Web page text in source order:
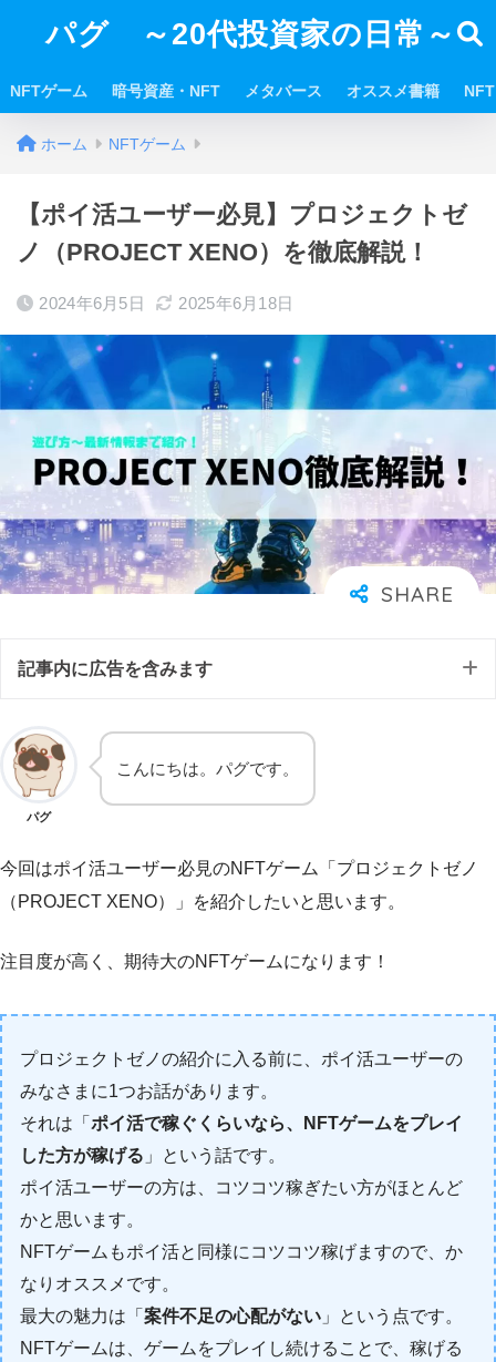
パグ ～20代投資家の日常～
NFTゲーム 暗号資産・NFT メタバース オススメ書籍
ホーム NFTゲーム
【ポイ活ユーザー必見】プロジェクトゼ
ノ（PROJECT XENO）を徹底解説！
2024年6月5日 2025年6月18日
記事内に広告を含みます
パグ
こんにちは。パグです。
今回はポイ活ユーザー必見のNFTゲーム「プロジェクトゼノ
（PROJECT XENO）」を紹介したいと思います。
注目度が高く、期待大のNFTゲームになります！
プロジェクトゼノの紹介に入る前に、ポイ活ユーザーの
みなさまに1つお話があります。
それは「 ポイ活で稼ぐくらいなら、NFTゲームをプレイ
した方が稼げる 」という話です。
ポイ活ユーザーの方は、コツコツ稼ぎたい方がほとんど
かと思います。
NFTゲームもポイ活と同様にコツコツ稼げますので、か
なりオススメです。
最大の魅力は「 案件不足の心配がない 」という点です。
NFTゲームは、ゲームをプレイし続けることで、稼げる